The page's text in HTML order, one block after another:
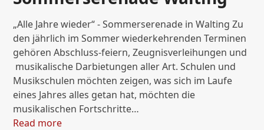
„Alle Jahre wieder“ - Sommerserenade in Walting Zu
den jährlich im Sommer wiederkehrenden Terminen
gehören Abschluss-feiern, Zeugnisverleihungen und
musikalische Darbietungen aller Art. Schulen und
Musikschulen möchten zeigen, was sich im Laufe
eines Jahres alles getan hat, möchten die
musikalischen Fortschritte…
Read more